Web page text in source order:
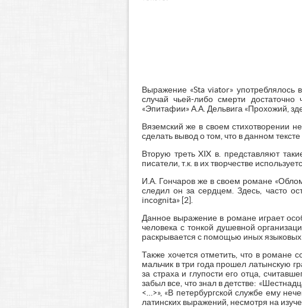
Выражение «Sta viator» употреблялось
случай чьей-либо смерти
«Эпитафии» А.А. Дельвига «Прохожий,
Вяземский же в своем стихотворении
сделать вывод о том, что в данном
Вторую треть XIX в. представляют
писатели, т.к. в их творчестве
И.А. Гончаров же в своем романе
следил он за сердцем. Здесь, часто
incognita» [2].
Данное выражение в романе играет
человека с тонкой душевной
раскрывается с помощью иных языковых
Также хочется отметить, что в романе
мальчик в три года прошел латынскую
за страха и глупости его отца,
забыл все, что знал в детстве:
<…>», «В петербургской службе ему
латинских выражений, несмотря на